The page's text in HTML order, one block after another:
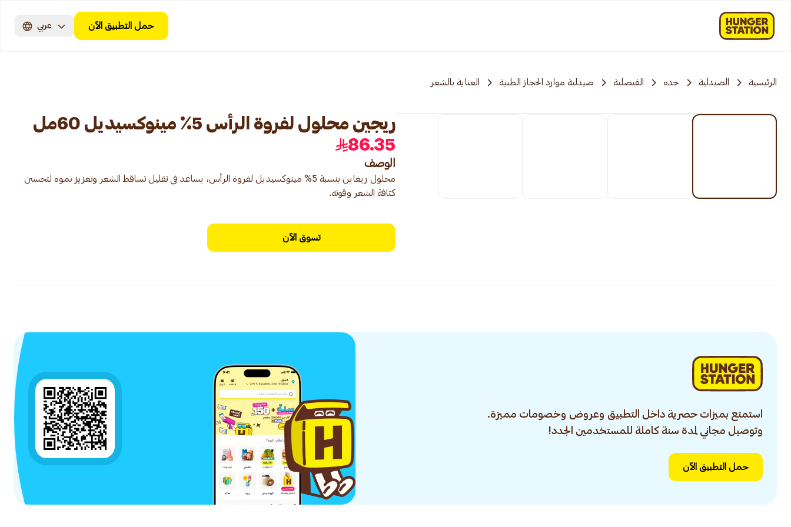
حمل التطبيق الآن عربي
الرئيسية الصيدلية جده الفيصلية صيدلية موارد الحجاز الطبية العناية بالشعر
ريجين محلول لفروة الرأس 5٪ مينوكسيديل 60مل
86.35
الوصف
محلول ريغاين بنسبة 5% مينوكسيديل لفروة الرأس، يساعد في تقليل تساقط الشعر وتعزيز نموه لتحسين
كثافة الشعر وقوته.
تسوق الآن
استمتع بميزات حصرية داخل التطبيق وعروض وخصومات مميزة.
وتوصيل مجاني لمدة سنة كاملة للمستخدمين الجدد!
حمل التطبيق الآن